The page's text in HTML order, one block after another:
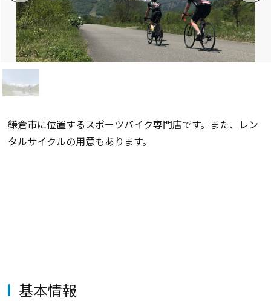
鎌倉市に位置するスポーツバイク専門店です。また、レン
タルサイクルの用意もあります。
基本情報